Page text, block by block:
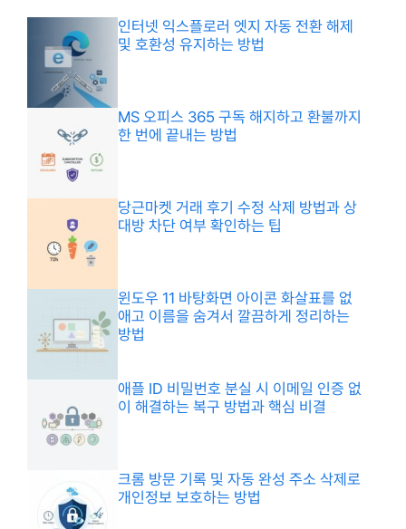
인터넷 익스플로러 엣지 자동 전환 해제
및 호환성 유지하는 방법
MS 오피스 365 구독 해지하고 환불까지
한 번에 끝내는 방법
당근마켓 거래 후기 수정 삭제 방법과 상
대방 차단 여부 확인하는 팁
윈도우 11 바탕화면 아이콘 화살표를 없
애고 이름을 숨겨서 깔끔하게 정리하는
방법
애플 ID 비밀번호 분실 시 이메일 인증 없
이 해결하는 복구 방법과 핵심 비결
크롬 방문 기록 및 자동 완성 주소 삭제로
개인정보 보호하는 방법